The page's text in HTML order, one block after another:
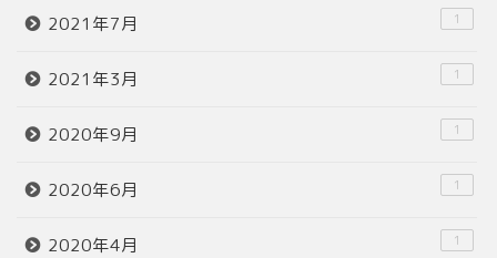
2021年7月 1
2021年3月 1
2020年9月 1
2020年6月 1
2020年4月 1